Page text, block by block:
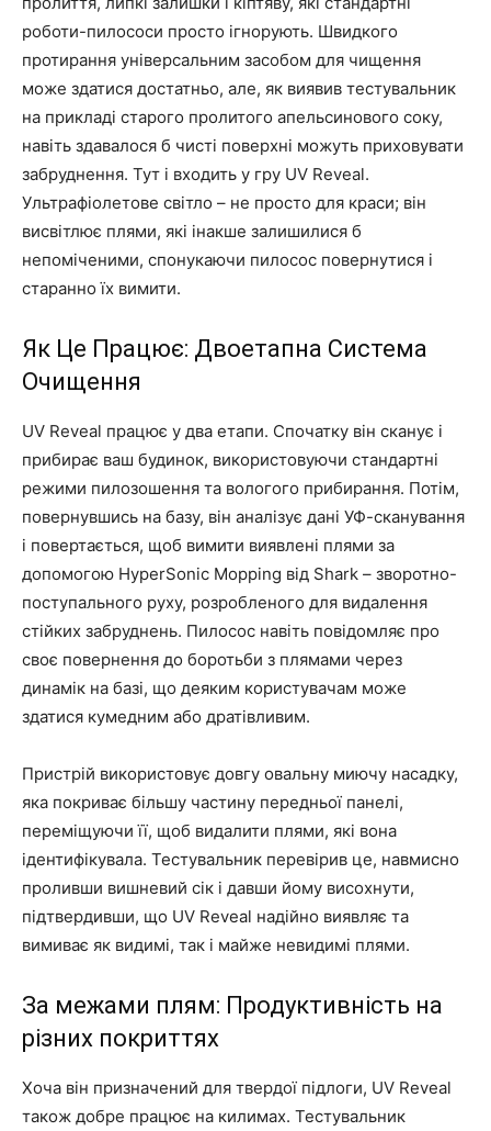
роботи-пилососи просто ігнорують. Швидкого
протирання універсальним засобом для чищення
може здатися достатньо, але, як виявив тестувальник
на прикладі старого пролитого апельсинового соку,
навіть здавалося б чисті поверхні можуть приховувати
забруднення. Тут і входить у гру UV Reveal.
Ультрафіолетове світло – не просто для краси; він
висвітлює плями, які інакше залишилися б
непоміченими, спонукаючи пилосос повернутися і
старанно їх вимити.
Як Це Працює: Двоетапна Система
Очищення
UV Reveal працює у два етапи. Спочатку він сканує і
прибирає ваш будинок, використовуючи стандартні
режими пилозошення та вологого прибирання. Потім,
повернувшись на базу, він аналізує дані УФ-сканування
і повертається, щоб вимити виявлені плями за
допомогою HyperSonic Mopping від Shark – зворотно-
поступального руху, розробленого для видалення
стійких забруднень. Пилосос навіть повідомляє про
своє повернення до боротьби з плямами через
динамік на базі, що деяким користувачам може
здатися кумедним або дратівливим.
Пристрій використовує довгу овальну миючу насадку,
яка покриває більшу частину передньої панелі,
переміщуючи її, щоб видалити плями, які вона
ідентифікувала. Тестувальник перевірив це, навмисно
проливши вишневий сік і давши йому висохнути,
підтвердивши, що UV Reveal надійно виявляє та
вимиває як видимі, так і майже невидимі плями.
За межами плям: Продуктивність на
різних покриттях
Хоча він призначений для твердої підлоги, UV Reveal
також добре працює на килимах. Тестувальник